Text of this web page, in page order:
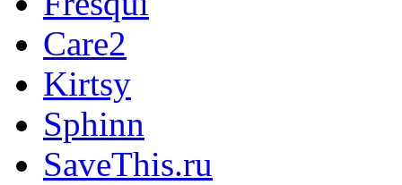
Care2
Kirtsy
Sphinn
SaveThis.ru